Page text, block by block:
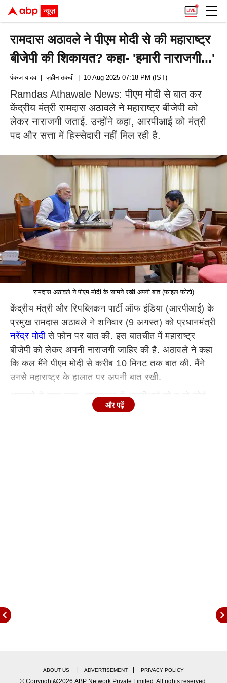
रामदास अठावले ने पीएम मोदी से की महाराष्ट्र
बीजेपी की शिकायत? कहा- 'हमारी नाराजगी...'
पंकज यादव| ज़हीन तकवी | 10 Aug 2025 07:18 PM (IST)
Ramdas Athawale News: पीएम मोदी से बात कर
केंद्रीय मंत्री रामदास अठावले ने महाराष्ट्र बीजेपी को
लेकर नाराजगी जताई. उन्होंने कहा, आरपीआई को मंत्री
पद और सत्ता में हिस्सेदारी नहीं मिल रही है.
रामदास अठावले ने पीएम मोदी के सामने रखी अपनी बात (फाइल फोटो)
केंद्रीय मंत्री और रिपब्लिकन पार्टी ऑफ इंडिया (आरपीआई) के
प्रमुख रामदास अठावले ने शनिवार (9 अगस्त) को प्रधानमंत्री
नरेंद्र मोदीसे फोन पर बात की. इस बातचीत में महाराष्ट्र
बीजेपी को लेकर अपनी नाराजगी जाहिर की है. अठावले ने कहा
कि कल मैंने पीएम मोदी से करीब 10 मिनट तक बात की. मैंने
उनसे महाराष्ट्र के हालात पर अपनी बात रखी.
अठावले ने साफ कहा, "महाराष्ट्र में आरपीआई को न तो कोई
मंत्री पद मिला और न ही सत्ता में कोई खास भूमिका. महाराष्ट्र
और पढ़ें
ABOUT US ADVERTISEMENT PRIVACY POLICY
© Copyright@2026.ABP Network Private Limited. All rights reserved.